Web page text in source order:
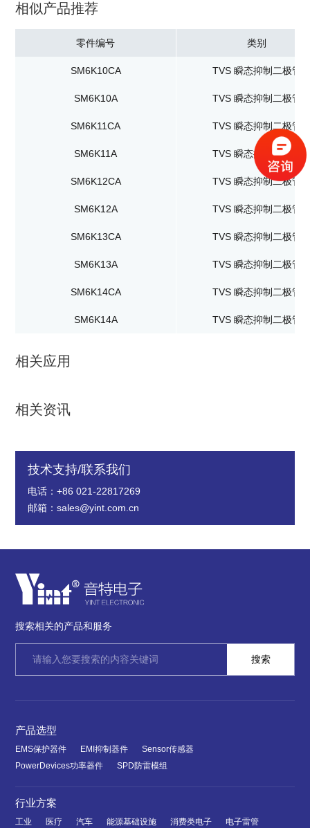
相似产品推荐
零件编号 类别
SM6K10CA TVS 瞬态抑制二极管
SM6K10A TVS 瞬态抑制二极管
SM6K11CA TVS 瞬态抑制二极管
SM6K11A TVS 瞬态抑制二极管
SM6K12CA TVS 瞬态抑制二极管
SM6K12A TVS 瞬态抑制二极管
SM6K13CA TVS 瞬态抑制二极管
SM6K13A TVS 瞬态抑制二极管
SM6K14CA TVS 瞬态抑制二极管
SM6K14A TVS 瞬态抑制二极管
相关应用
相关资讯
技术支持/联系我们
电话：+86 021-22817269
邮箱：sales@yint.com.cn
搜索相关的产品和服务
产品选型
EMS保护器件 EMI抑制器件
Sensor传感器
PowerDevices功率器件
SPD防雷模组
行业方案
工业 医疗 汽车 能源基础设施 消费类电子 电子雷管